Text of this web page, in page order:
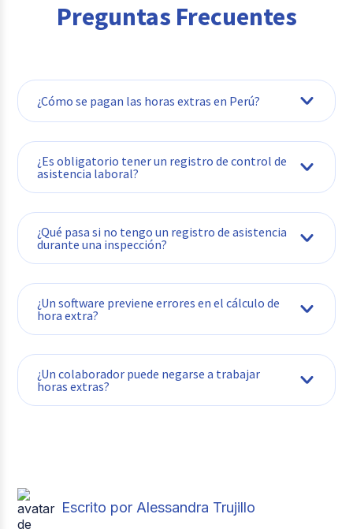
Preguntas Frecuentes
¿Cómo se pagan las horas extras en Perú?
recargo del 25% sobre el valor hora. A
partir de la tercera hora, el recargo es del
35%. Un software lo calcula
automáticamente.
¿Es obligatorio tener un registro de control de
asistencia laboral?
¿Qué pasa si no tengo un registro de asistencia
durante una inspección?
¿Un software previene errores en el cálculo de
hora extra?
¿Un colaborador puede negarse a trabajar
horas extras?
Escrito por Alessandra Trujillo